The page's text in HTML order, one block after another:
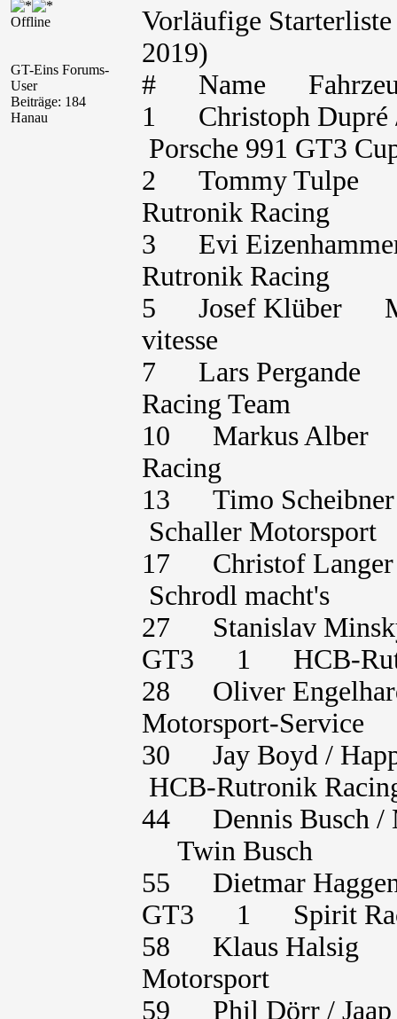
Offline
GT-Eins Forums-
User
Beiträge: 184
Hanau
Vorläufige
2019)
# Name
1 Christoph Dupré
Porsche 991 GT3
2 Tommy Tulpe
Rutronik Racing
3 Evi
Rutronik Racing
5 Josef Klüber
vitesse
7 Lars
Racing Team
10 Markus Alber
Racing
13 Timo
Schaller Motorsport
17 Christof
Schrodl macht's
27 Stanislav
GT3 1 HCB-
28 Oliver
Motorsport-Service
30 Jay Boyd /
HCB-Rutronik
44 Dennis Busch
Twin Busch
55 Dietmar
GT3 1 Spirit
58 Klaus Halsig
Motorsport
59 Phil Dörr /